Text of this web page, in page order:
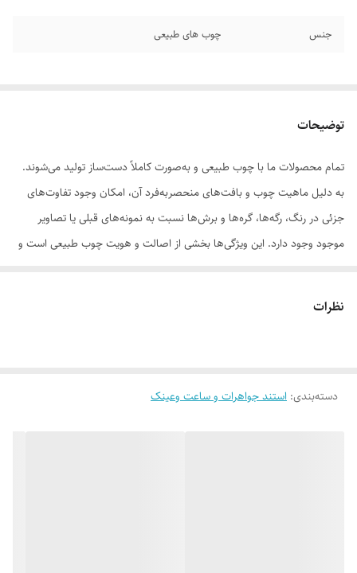
جنس چوب های طبیعی
توضیحات
تمام محصولات ما با چوب طبیعی و به‌صورت کاملاً دست‌ساز تولید می‌شوند.
به دلیل ماهیت چوب و بافت‌های منحصر‌به‌فرد آن، امکان وجود تفاوت‌های
جزئی در رنگ، رگه‌ها، گره‌ها و برش‌ها نسبت به نمونه‌های قبلی یا تصاویر
موجود وجود دارد. این ویژگی‌ها بخشی از اصالت و هویت چوب طبیعی است و
سفارش به‌منزله‌ی پذیرش این موارد و آگاهی از ویژگی‌های طبیعی چوب هست
نظرات
دسته‌بندی: استند جواهرات و ساعت وعینک